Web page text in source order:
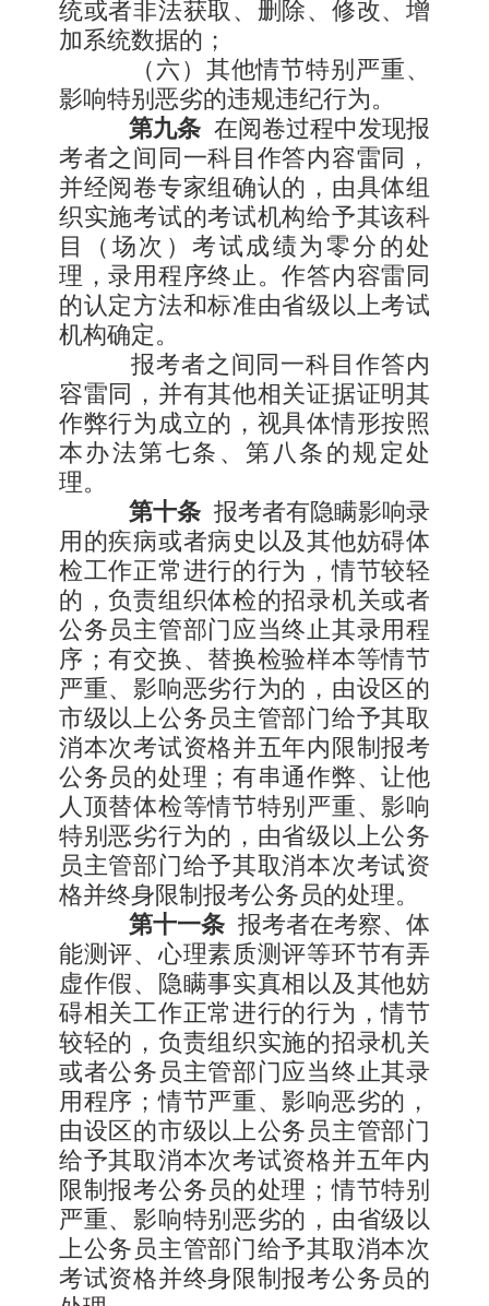
统或者非法获取、删除、修改、增
加系统数据的；
（六）其他情节特别严重、
影响特别恶劣的违规违纪行为。
第九条 在阅卷过程中发现报
考者之间同一科目作答内容雷同，
并经阅卷专家组确认的，由具体组
织实施考试的考试机构给予其该科
目（场次）考试成绩为零分的处
理，录用程序终止。作答内容雷同
的认定方法和标准由省级以上考试
机构确定。
报考者之间同一科目作答内
容雷同，并有其他相关证据证明其
作弊行为成立的，视具体情形按照
本办法第七条、第八条的规定处
理。
第十条 报考者有隐瞒影响录
用的疾病或者病史以及其他妨碍体
检工作正常进行的行为，情节较轻
的，负责组织体检的招录机关或者
公务员主管部门应当终止其录用程
序；有交换、替换检验样本等情节
严重、影响恶劣行为的，由设区的
市级以上公务员主管部门给予其取
消本次考试资格并五年内限制报考
公务员的处理；有串通作弊、让他
人顶替体检等情节特别严重、影响
特别恶劣行为的，由省级以上公务
员主管部门给予其取消本次考试资
格并终身限制报考公务员的处理。
第十一条 报考者在考察、体
能测评、心理素质测评等环节有弄
虚作假、隐瞒事实真相以及其他妨
碍相关工作正常进行的行为，情节
较轻的，负责组织实施的招录机关
或者公务员主管部门应当终止其录
用程序；情节严重、影响恶劣的，
由设区的市级以上公务员主管部门
给予其取消本次考试资格并五年内
限制报考公务员的处理；情节特别
严重、影响特别恶劣的，由省级以
上公务员主管部门给予其取消本次
考试资格并终身限制报考公务员的